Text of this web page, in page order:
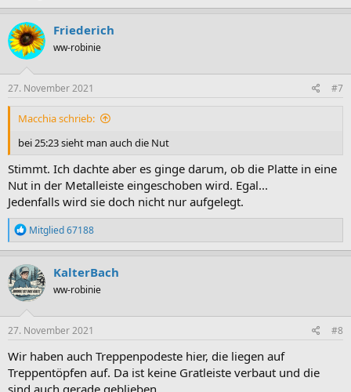
Friederich
ww-robinie
27. November 2021 #7
Macchia schrieb:
bei 25:23 sieht man auch die Nut
Stimmt. Ich dachte aber es ginge darum, ob die Platte in eine
Nut in der Metalleiste eingeschoben wird. Egal...
Jedenfalls wird sie doch nicht nur aufgelegt.
R
e
a
k
t
i
o
n
e
Mitglied 67188
KalterBach
ww-robinie
27. November 2021 #8
Wir haben auch Treppenpodeste hier, die liegen auf
Treppentöpfen auf. Da ist keine Gratleiste verbaut und die
sind auch gerade geblieben.